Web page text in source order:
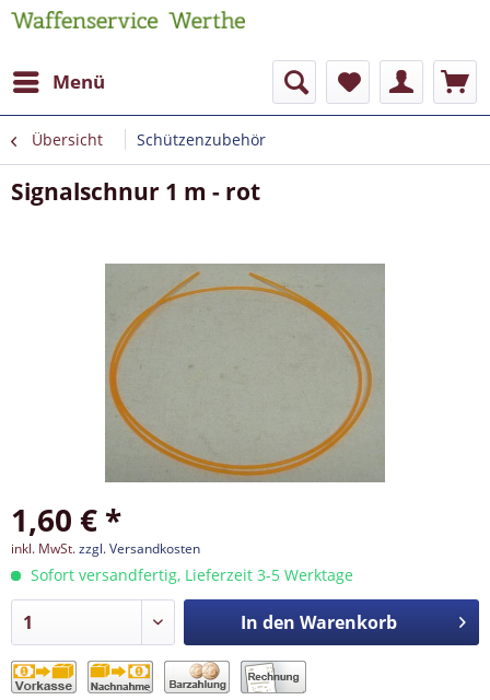
Menü
Übersicht Schützenzubehör
Signalschnur 1 m - rot
1,60 € *
inkl. MwSt.zzgl. Versandkosten
Sofort versandfertig, Lieferzeit 3-5 Werktage
In den Warenkorb